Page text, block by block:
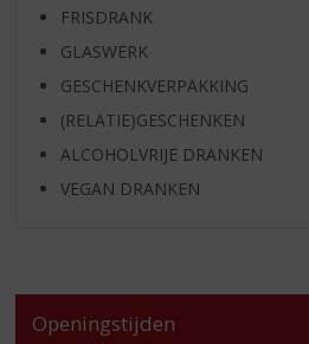
FRISDRANK
GLASWERK
GESCHENKVERPAKKING
(RELATIE)GESCHENKEN
ALCOHOLVRIJE DRANKEN
VEGAN DRANKEN
Openingstijden